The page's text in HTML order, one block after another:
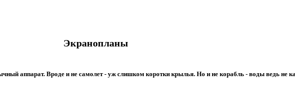
Экранопланы
аппарат. Вроде и не самолет - уж слишком коротки крылья. Но и не корабль - воды ведь не